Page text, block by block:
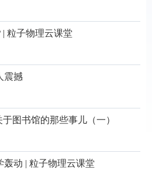
粒子物理云课堂
震撼
图书馆的那些事儿（一）
动 | 粒子物理云课堂